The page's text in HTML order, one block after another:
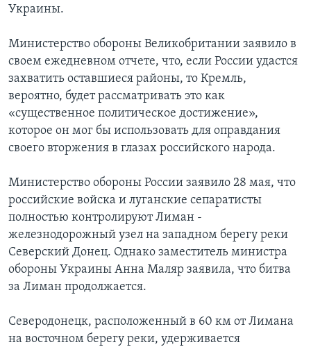
Украины.
Министерство обороны Великобритании заявило в
своем ежедневном отчете, что, если России удастся
захватить оставшиеся районы, то Кремль,
вероятно, будет рассматривать это как
«существенное политическое достижение»,
которое он мог бы использовать для оправдания
своего вторжения в глазах российского народа.
Министерство обороны России заявило 28 мая, что
российские войска и луганские сепаратисты
полностью контролируют Лиман -
железнодорожный узел на западном берегу реки
Северский Донец. Однако заместитель министра
обороны Украины Анна Маляр заявила, что битва
за Лиман продолжается.
Северодонецк, расположенный в 60 км от Лимана
на восточном берегу реки, удерживается